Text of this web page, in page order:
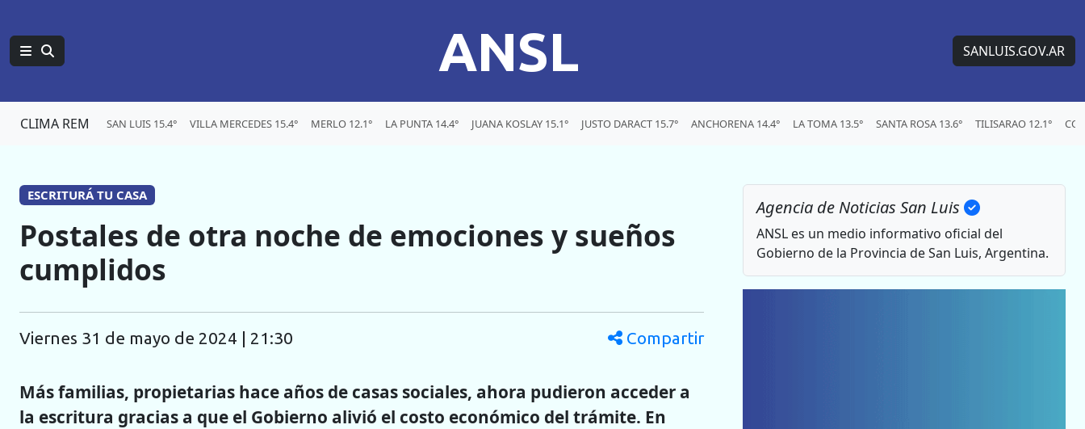
ANSL SANLUIS.GOV.AR
CLIMA REM SAN LUIS 15.4° VILLA MERCEDES 15.4° MERLO 12.1° LA PUNTA 14.4° JUANA KOSLAY 15.1° JUSTO DARACT 15.7° ANCHORENA 14.4° LA TOMA 13.5° SANTA ROSA 13.6° TILISARAO 12.1°
ESCRITURÁ TU CASA
Postales de otra noche de emociones y sueños
cumplidos
viernes 31 de mayo de 2024 | 21:30 Compartir
Más familias, propietarias hace años de casas sociales, ahora pudieron acceder a
la escritura gracias a que el Gobierno alivió el costo económico del trámite. En
Agencia de Noticias San Luis
ANSL es un medio informativo oficial del
Gobierno de la Provincia de San Luis, Argentina.